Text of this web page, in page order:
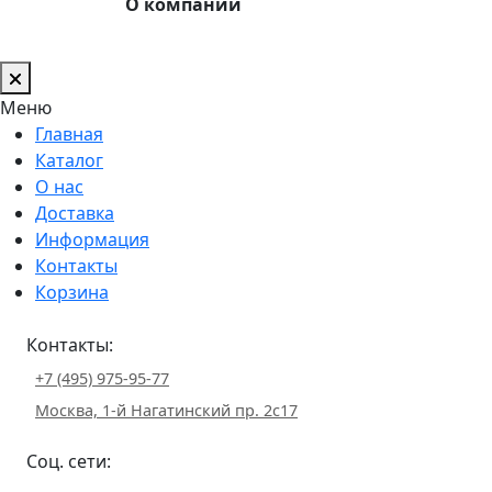
Меню
Главная
Каталог
О нас
Доставка
Информация
Контакты
Корзина
Контакты:
+7 (495) 975-95-77
Москва, 1-й Нагатинский пр. 2с17
Соц. сети: